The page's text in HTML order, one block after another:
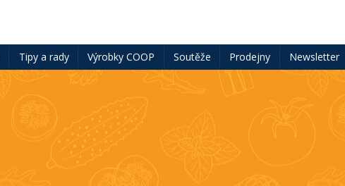
Tipy a rady Výrobky COOP Soutěže Prodejny Newsletter